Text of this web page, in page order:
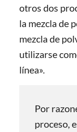
otros dos
la mezcla de
mezcla de
utilizarse
línea».
Por
proceso,